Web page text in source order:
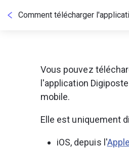
Vous pouvez
l'application
mobile.
Elle est uniquement
iOS, depuis l'